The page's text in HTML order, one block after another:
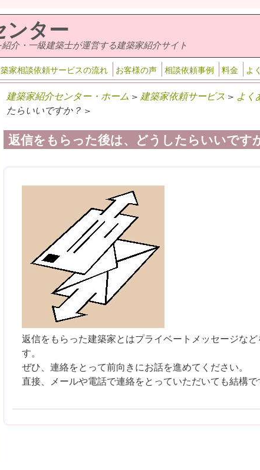
ンター
介・一級建築士が運営する建築家紹介サイト
家相談依頼サービスの流れ お客様の声 相談依頼事例 料金 よ
建築家紹介センター・ホーム > 建築家依頼サービス > よく
たらいいですか？ >
返信をもらった後は、どうしたらいいです
返信をもらった建築家とはプライベートメッセージな
す。
ぜひ、連絡をとって前向きにお話を進めてください。
直接、メールや電話で連絡をとっていただいても結構で